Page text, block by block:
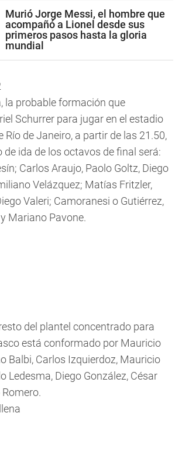
Murió Jorge Messi, el hombre que
acompañó a Lionel desde sus
primeros pasos hasta la gloria
mundial
la probable formación que
Schurrer para jugar en el estadio
Río de Janeiro, a partir de las 21.50,
de ida de los octavos de final será:
Carlos Araujo, Paolo Goltz, Diego
Velázquez; Matías Fritzler,
Valeri; Camoranesi o Gutiérrez,
Mariano Pavone.
del plantel concentrado para
está conformado por Mauricio
Balbi, Carlos Izquierdoz, Mauricio
Ledesma, Diego González, César